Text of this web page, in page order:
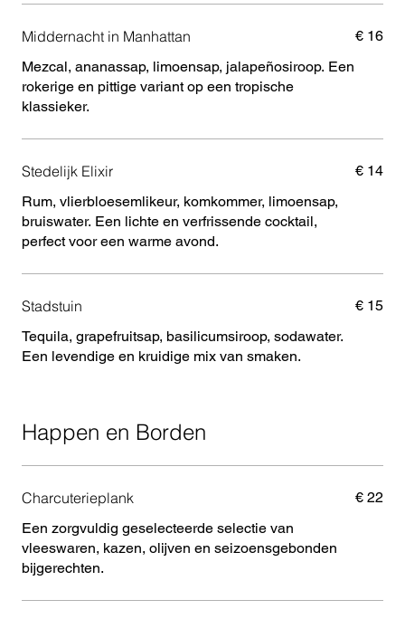
Middernacht in Manhattan
Mezcal, ananassap, limoensap, jalapeñosiroop. Een
rokerige en pittige variant op een tropische
klassieker.
€ 16
Stedelijk Elixir
Rum, vlierbloesemlikeur, komkommer, limoensap,
bruiswater. Een lichte en verfrissende cocktail,
perfect voor een warme avond.
€ 14
Stadstuin
Tequila, grapefruitsap, basilicumsiroop, sodawater.
Een levendige en kruidige mix van smaken.
€ 15
Happen en Borden
Charcuterieplank
Een zorgvuldig geselecteerde selectie van
vleeswaren, kazen, olijven en seizoensgebonden
bijgerechten.
€ 22